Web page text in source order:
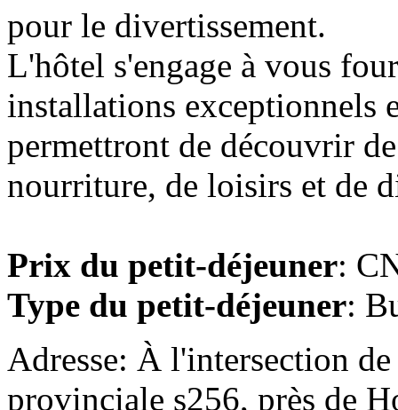
pour le divertissement.
L'hôtel s'engage à vous
installations exceptionnels
permettront de découvrir
nourriture, de loisirs et de
Prix du petit-déjeuner:
Type du petit-déjeuner:
Adresse: À l'intersection
provinciale s256, près de